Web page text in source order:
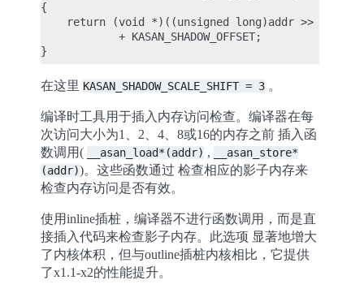
{
return (void *)((unsigned long)addr >>
            + KASAN_SHADOW_OFFSET;
在这里 KASAN_SHADOW_SCALE_SHIFT = 3 。
编译时工具用于插入内存访问检查。编译器在每
次访问大小为1、2、4、8或16的内存之前 插入函
数调用(
__asan_load*(addr) ,
__asan_store*
(addr))。这些函数通过 检查相应的影子内存来
检查内存访问是否有效。
使用inline插桩，编译器不进行函数调用，而是直
接插入代码来检查影子内存。此选项 显著地增大
了内核体积，但与outline插桩内核相比，它提供
了x1.1-x2的性能提升。